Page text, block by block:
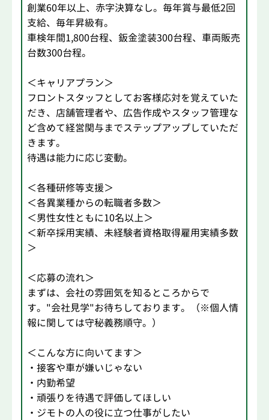
創業60年以上、赤字決算なし。毎年賞与最低2回
支給、毎年昇級有。
車検年間1,800台程、鈑金塗装300台程、車両販売
台数300台程。
＜キャリアプラン＞
フロントスタッフとしてお客様応対を覚えていた
だき、店舗管理者や、広告作成やスタッフ管理な
ど含めて経営関与までステップアップしていただ
きます。
待遇は能力に応じ変動。
＜各種研修等支援＞
＜各異業種からの転職者多数＞
＜男性女性ともに10名以上＞
＜新卒採用実績、未経験者資格取得雇用実績多数
＞
＜応募の流れ＞
まずは、会社の雰囲気を知るところからで
す。"会社見学"お待ちしております。（※個人情
報に関しては守秘義務順守。）
＜こんな方に向いてます＞
・接客や車が嫌いじゃない
・内勤希望
・頑張りを待遇で評価してほしい
・ジモトの人の役に立つ仕事がしたい